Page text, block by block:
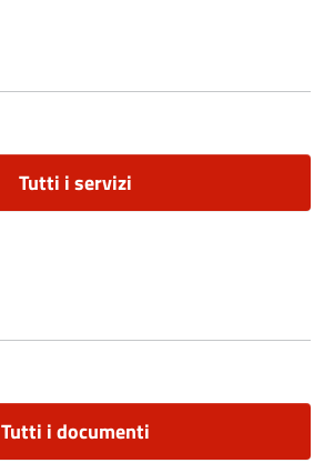
Tutti i servizi
Tutti i documenti